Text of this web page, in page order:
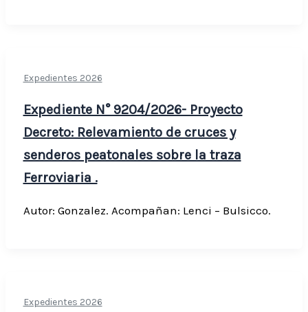
Expedientes 2026
Expediente N° 9204/2026- Proyecto
Decreto: Relevamiento de cruces y
senderos peatonales sobre la traza
Ferroviaria .
Autor: Gonzalez. Acompañan: Lenci – Bulsicco.
Expedientes 2026